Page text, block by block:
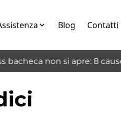
Blog Contatti
non si apre: 8 cause